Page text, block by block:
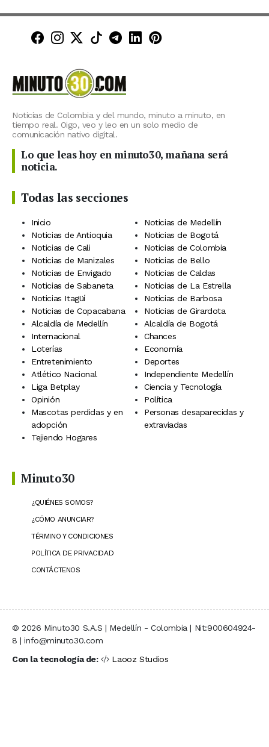
Minuto30 en Facebook
Minuto30 en Instagram
Minuto30 en X (Twitter)
Minuto30 en TikTok
Canal de Minuto30 en
Minuto30 en LinkedIn
Minuto30 en
Noticias de Colombia y del mundo, minuto a minuto, en
tiempo real. Oigo, veo y leo en un solo medio de
comunicación nativo digital.
Lo que leas hoy en minuto30, mañana será
noticia.
Todas las secciones
Inicio
Noticias de Medellín
Noticias de Antioquia
Noticias de Bogotá
Noticias de Cali
Noticias de Colombia
Noticias de Manizales
Noticias de Bello
Noticias de Envigado
Noticias de Caldas
Noticias de Sabaneta
Noticias de La Estrella
Noticias Itagüí
Noticias de Barbosa
Noticias de Copacabana
Noticias de Girardota
Alcaldía de Medellín
Alcaldía de Bogotá
Internacional
Chances
Loterías
Economía
Entretenimiento
Deportes
Atlético Nacional
Independiente Medellín
Liga Betplay
Ciencia y Tecnología
Opinión
Política
Mascotas perdidas y en
adopción
Personas desaparecidas y
extraviadas
Tejiendo Hogares
Minuto30
¿QUIÉNES SOMOS?
¿CÓMO ANUNCIAR?
TÉRMINO Y CONDICIONES
POLÍTICA DE PRIVACIDAD
CONTÁCTENOS
© 2026 Minuto30 S.A.S | Medellín - Colombia | Nit:900604924-
8 | info@minuto30.com
Con la tecnología de:
Laooz Studios